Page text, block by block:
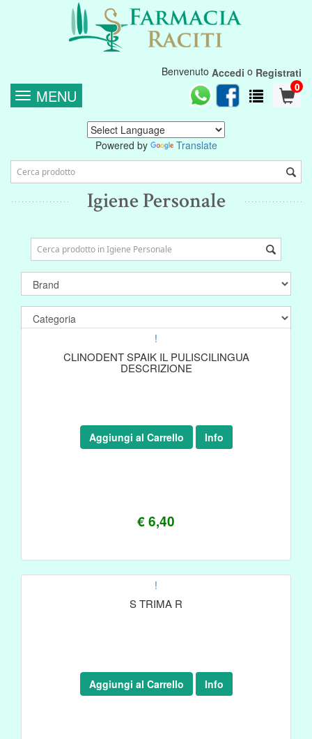
Benvenuto Accedi o Registrati
0
MENU
Powered by Translate
Igiene Personale
!
CLINODENT SPAIK IL PULISCILINGUA
DESCRIZIONE
€ 6,40
Aggiungi al Carrello Info
!
S TRIMA R
Aggiungi al Carrello Info